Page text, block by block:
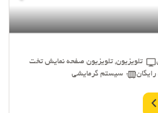
تلویزیون, تلویزیون صفحه نمایش تخت
سیستم گرمایشی